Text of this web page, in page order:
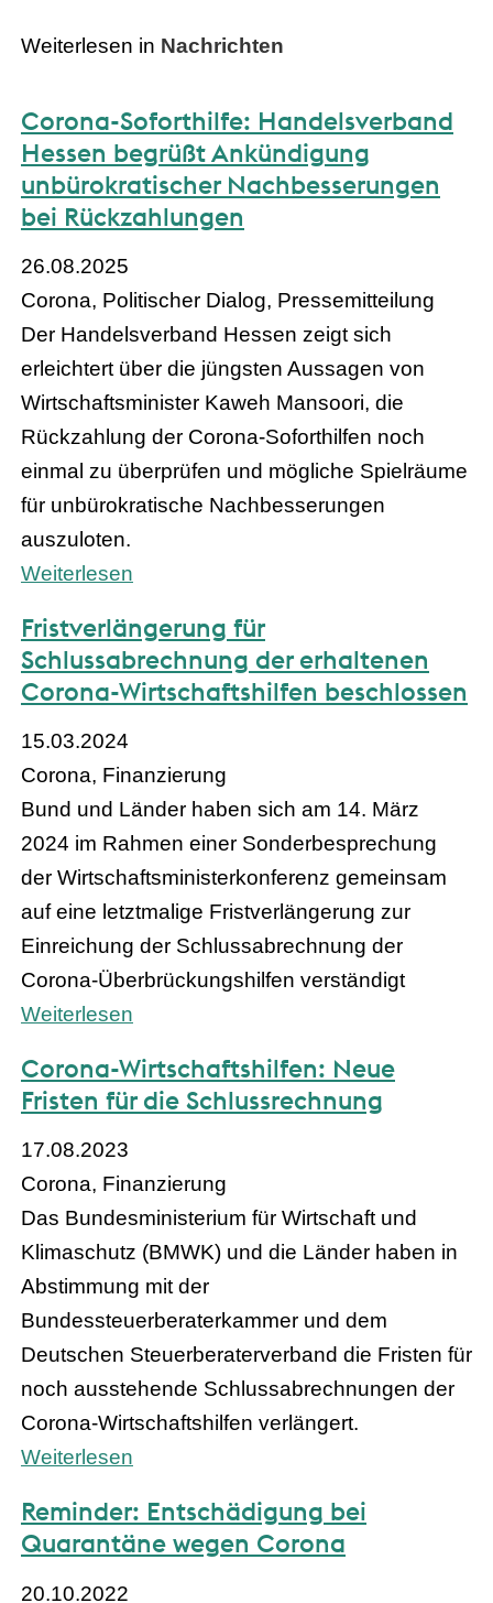
Weiterlesen in Nachrichten
Corona-Soforthilfe: Handelsverband
Hessen begrüßt Ankündigung
unbürokratischer Nachbesserungen
bei Rückzahlungen
26.08.2025
Corona, Politischer Dialog, Pressemitteilung
Der Handelsverband Hessen zeigt sich
erleichtert über die jüngsten Aussagen von
Wirtschaftsminister Kaweh Mansoori, die
Rückzahlung der Corona-Soforthilfen noch
einmal zu überprüfen und mögliche Spielräume
für unbürokratische Nachbesserungen
auszuloten.
Weiterlesen
Fristverlängerung für
Schlussabrechnung der erhaltenen
Corona-Wirtschaftshilfen beschlossen
15.03.2024
Corona, Finanzierung
Bund und Länder haben sich am 14. März
2024 im Rahmen einer Sonderbesprechung
der Wirtschaftsministerkonferenz gemeinsam
auf eine letztmalige Fristverlängerung zur
Einreichung der Schlussabrechnung der
Corona-Überbrückungshilfen verständigt
Weiterlesen
Corona-Wirtschaftshilfen: Neue
Fristen für die Schlussrechnung
17.08.2023
Corona, Finanzierung
Das Bundesministerium für Wirtschaft und
Klimaschutz (BMWK) und die Länder haben in
Abstimmung mit der
Bundessteuerberaterkammer und dem
Deutschen Steuerberaterverband die Fristen für
noch ausstehende Schlussabrechnungen der
Corona-Wirtschaftshilfen verlängert.
Weiterlesen
Reminder: Entschädigung bei
Quarantäne wegen Corona
20.10.2022